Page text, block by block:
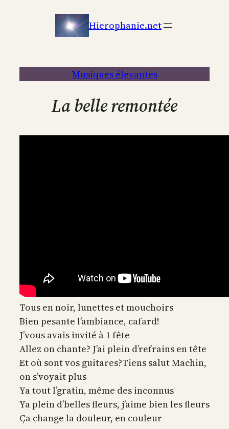
Hierophanie.net
Musiques élevantes
La belle remontée
Tous en noir, lunettes et mouchoirs
Bien pesante l’ambiance, cafard!
J’vous avais invité à 1 fête
Allez on chante? J’ai plein d’refrains en tête
Et où sont vos guitares?Tiens salut Machin,
on s’voyait plus
Ya tout l’gratin, même des inconnus
Ya plein d’belles fleurs, j’aime bien les fleurs
Ça change la douleur, en couleur